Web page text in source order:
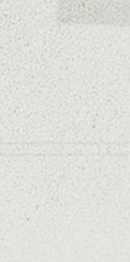
ーで伸びても根元が目立
楽しみましょう。
、カラーの事など是非な